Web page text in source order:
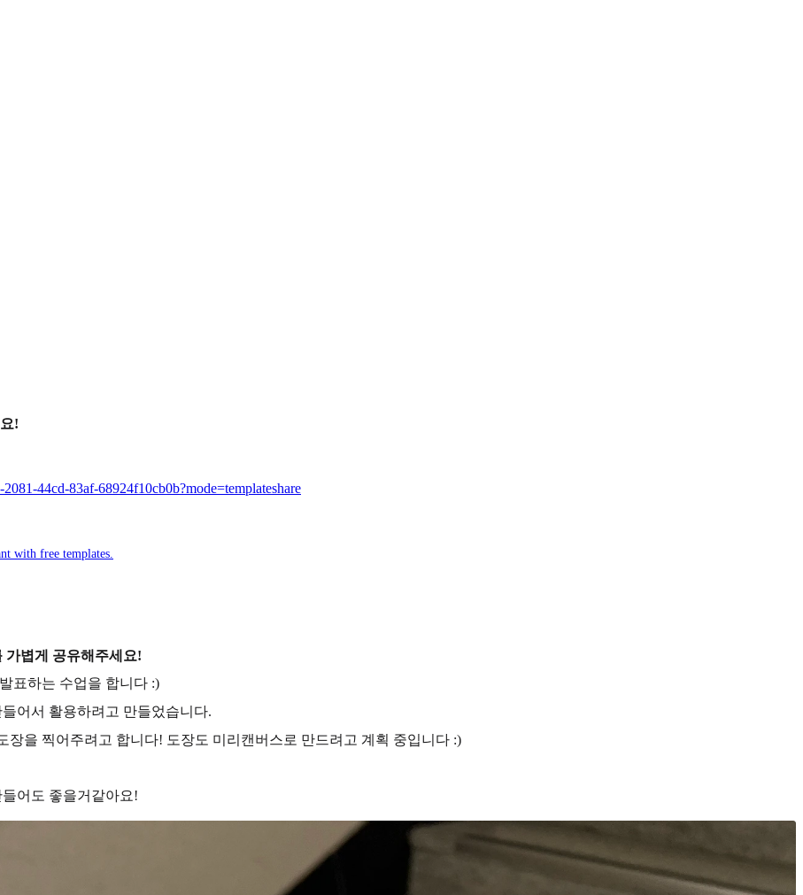
!
44cd-83af-68924f10cb0b?mode=templateshare
with free templates.
가볍게 공유해주세요!
표하는 수업을 합니다 :)
어서 활용하려고 만들었습니다.
을 찍어주려고 합니다! 도장도 미리캔버스로 만드려고 계획 중입니다 :)
어도 좋을거같아요!